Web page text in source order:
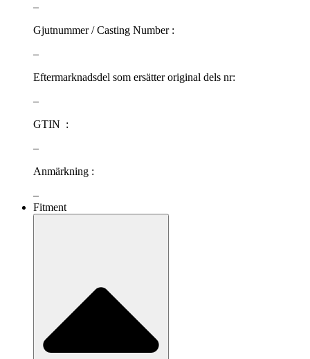
–
Gjutnummer / Casting Number :
–
Eftermarknadsdel som ersätter original dels nr:
–
GTIN :
–
Anmärkning :
–
Fitment